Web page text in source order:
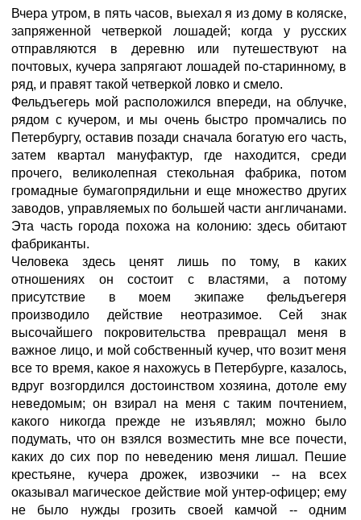
Вчера утром, в пять часов, выехал я из дому в коляске,
запряженной четверкой лошадей; когда у русских
отправляются в деревню или путешествуют на
почтовых, кучера запрягают лошадей по-старинному, в
ряд, и правят такой четверкой ловко и смело.
Фельдъегерь мой расположился впереди, на облучке,
рядом с кучером, и мы очень быстро промчались по
Петербургу, оставив позади сначала богатую его часть,
затем квартал мануфактур, где находится, среди
прочего, великолепная стекольная фабрика, потом
громадные бумагопрядильни и еще множество других
заводов, управляемых по большей части англичанами.
Эта часть города похожа на колонию: здесь обитают
фабриканты.
Человека здесь ценят лишь по тому, в каких
отношениях он состоит с властями, а потому
присутствие в моем экипаже фельдъегеря
производило действие неотразимое. Сей знак
высочайшего покровительства превращал меня в
важное лицо, и мой собственный кучер, что возит меня
все то время, какое я нахожусь в Петербурге, казалось,
вдруг возгордился достоинством хозяина, дотоле ему
неведомым; он взирал на меня с таким почтением,
какого никогда прежде не изъявлял; можно было
подумать, что он взялся возместить мне все почести,
каких до сих пор по неведению меня лишал. Пешие
крестьяне, кучера дрожек, извозчики -- на всех
оказывал магическое действие мой унтер-офицер; ему
не было нужды грозить своей камчой -- одним